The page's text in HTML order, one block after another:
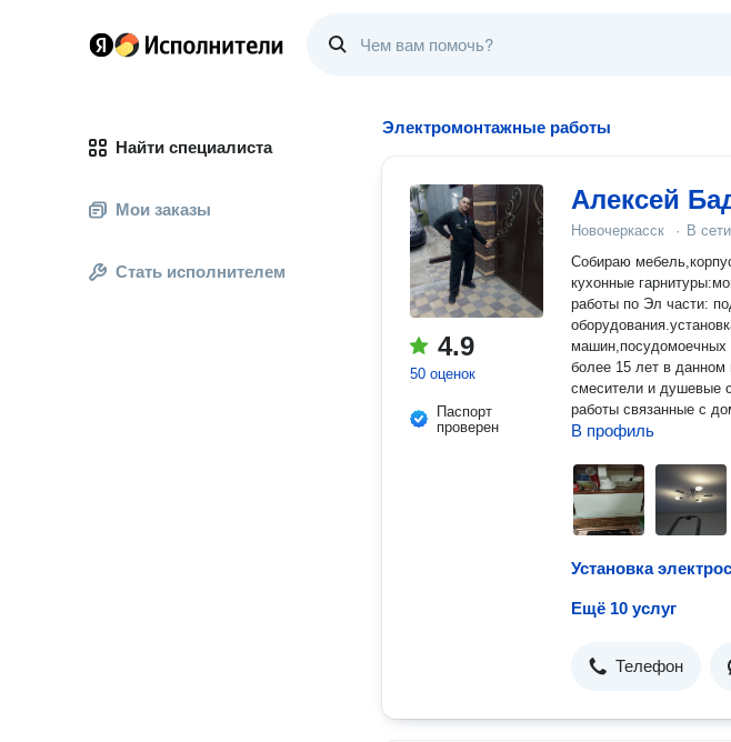
Найти специалиста
Мои заказы
Стать исполнителем
Электромонтажные работы
4.9
50 оценок
Паспорт
проверен
Алексей
Новочеркасск · В сети
Собираю
кухонные
работы по Эл части:
машин,посудомоечных
более 15 лет в данном направлении.умею устанавливать
смесители и душевые
В профиль
Установка
Ещё 10 услуг
Телефон